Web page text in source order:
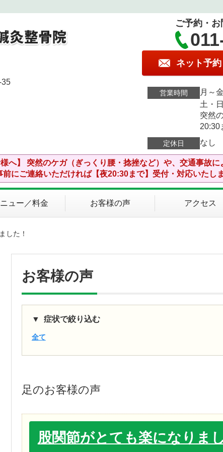
35
ご予約・
ネット予約
営業時間
月～
土・
突然
20:30
定休日 なし
へ】 突然のケガ（ぎっくり腰・捻挫など）や、交通事故
前にご連絡いただければ【夜20:30まで】受付・対応いたし
ニュー／料金 お客様の声 アクセス
した！
お客様の声
症状で絞り込む
全て
足のお客様の声
股関節がとても楽になりま